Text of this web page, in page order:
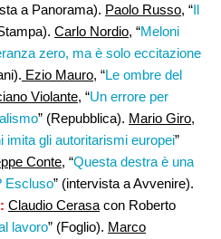
a Panorama). Paolo Russo, “Il
Carlo Nordio, “Meloni
zero, ma è solo eccitazione
Ezio Mauro, “Le ombre del
Violante, “Un errore per
” (Repubblica). Mario Giro,
imita gli autoritarismi europei”
Conte, “Questa destra è una
Escluso” (intervista a Avvenire).
Claudio Cerasa con Roberto
lavoro” (Foglio). Marco